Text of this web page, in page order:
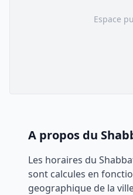
Espace
A propos du
Les horaires du
sont calcules en
geographique de la